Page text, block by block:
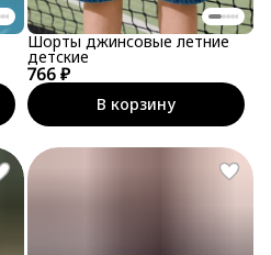
766 ₽
Шорты джинсовые летние
детские
В корзину